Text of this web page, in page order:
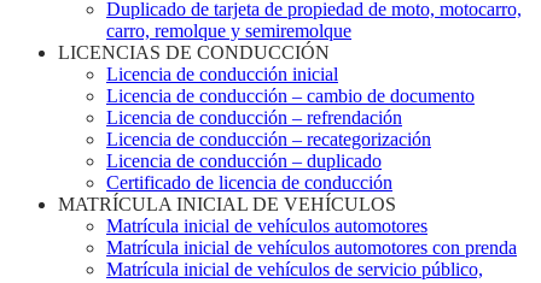
Duplicado de tarjeta de propiedad de moto, motocarro,
carro, remolque y semiremolque
LICENCIAS DE CONDUCCIÓN
Licencia de conducción inicial
Licencia de conducción – cambio de documento
Licencia de conducción – refrendación
Licencia de conducción – recategorización
Licencia de conducción – duplicado
Certificado de licencia de conducción
MATRÍCULA INICIAL DE VEHÍCULOS
Matrícula inicial de vehículos automotores
Matrícula inicial de vehículos automotores con prenda
Matrícula inicial de vehículos de servicio público,